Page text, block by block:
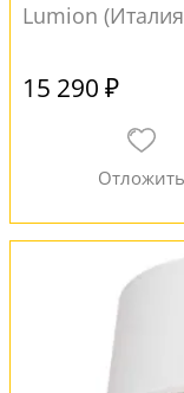
Lumion
15 290 ₽